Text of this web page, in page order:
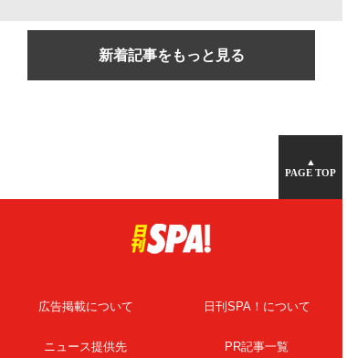
新着記事をもっと見る
▲
PAGE TOP
広告掲載について 日刊SPA！について
ニュース提供先 PR記事一覧